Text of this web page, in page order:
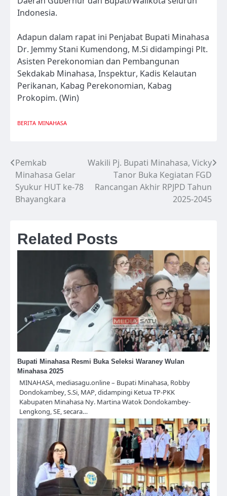
Indonesia.
Adapun dalam rapat ini Penjabat Bupati Minahasa
Dr. Jemmy Stani Kumendong, M.Si didampingi Plt.
Asisten Perekonomian dan Pembangunan
Sekdakab Minahasa, Inspektur, Kadis Kelautan
Perikanan, Kabag Perekonomian, Kabag
Prokopim. (Win)
BERITA MINAHASA
Navigasi
pos
Pemkab
Minahasa Gelar
Syukur HUT ke-78
Bhayangkara
Wakili Pj. Bupati Minahasa, Vicky
Tanor Buka Kegiatan FGD
Rancangan Akhir RPJPD Tahun
2025-2045
Related Posts
Bupati Minahasa Resmi Buka Seleksi Waraney Wulan
Minahasa 2025
MINAHASA, mediasagu.online – Bupati Minahasa, Robby
Dondokambey, S.Si, MAP, didampingi Ketua TP-PKK
Kabupaten Minahasa Ny. Martina Watok Dondokambey-
Lengkong, SE, secara…